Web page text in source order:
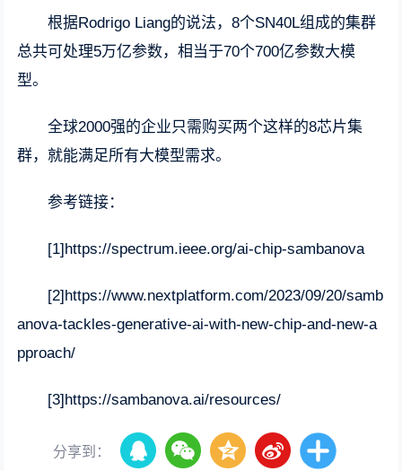
根据Rodrigo Liang的说法，8个SN40L组成的集群
总共可处理5万亿参数，相当于70个700亿参数大模
型。
全球2000强的企业只需购买两个这样的8芯片集
群，就能满足所有大模型需求。
参考链接：
[1]https://spectrum.ieee.org/ai-chip-sambanova
[2]https://www.nextplatform.com/2023/09/20/samb
anova-tackles-generative-ai-with-new-chip-and-new-a
pproach/
[3]https://sambanova.ai/resources/
分享到：